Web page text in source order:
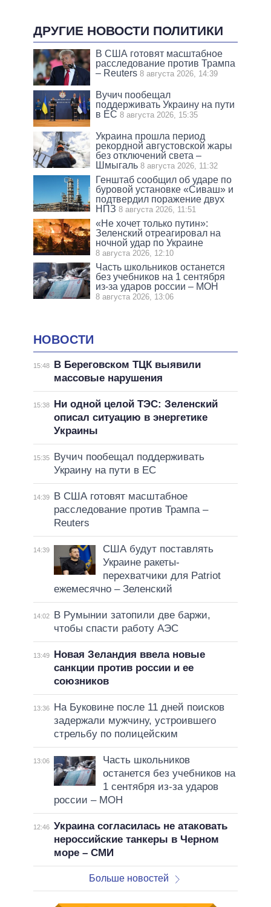
ДРУГИЕ НОВОСТИ ПОЛИТИКИ
В США готовят масштабное
расследование против Трампа
– Reuters 8 августа 2026, 14:39
Вучич пообещал
поддерживать Украину на пути
в ЕС 8 августа 2026, 15:35
Украина прошла период
рекордной августовской жары
без отключений света –
Шмыгаль 8 августа 2026, 11:32
Генштаб сообщил об ударе по
буровой установке «Сиваш» и
подтвердил поражение двух
НПЗ 8 августа 2026, 11:51
«Не хочет только путин»:
Зеленский отреагировал на
ночной удар по Украине
8 августа 2026, 12:10
Часть школьников останется
без учебников на 1 сентября
из-за ударов россии – МОН
8 августа 2026, 13:06
НОВОСТИ
15:48
В Береговском ТЦК выявили
массовые нарушения
15:38
Ни одной целой ТЭС: Зеленский
описал ситуацию в энергетике
Украины
15:35
Вучич пообещал поддерживать
Украину на пути в ЕС
14:39
В США готовят масштабное
расследование против Трампа –
Reuters
14:39
США будут поставлять
Украине ракеты-
перехватчики для Patriot
ежемесячно – Зеленский
14:02
В Румынии затопили две баржи,
чтобы спасти работу АЭС
13:49
Новая Зеландия ввела новые
санкции против россии и ее
союзников
13:36
На Буковине после 11 дней поисков
задержали мужчину, устроившего
стрельбу по полицейским
13:06
Часть школьников
останется без учебников на
1 сентября из-за ударов
россии – МОН
12:46 Украина согласилась не атаковать
нероссийские танкеры в Черном
море – СМИ
Больше новостей